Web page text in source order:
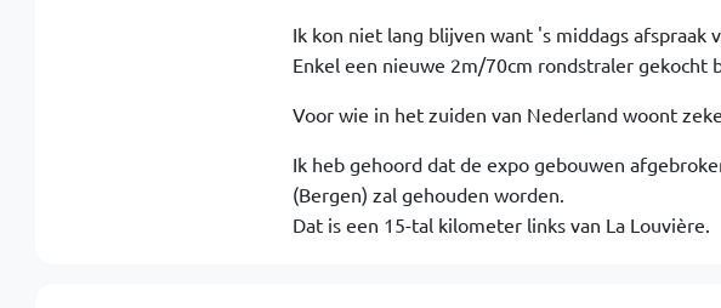
Ik kon niet lang blijven want 's middags afspraak
Enkel een nieuwe 2m/70cm rondstraler gekocht
Voor wie in het zuiden van Nederland woont
Ik heb gehoord dat de expo gebouwen
(Bergen) zal gehouden worden.
Dat is een 15-tal kilometer links van La Louvière.